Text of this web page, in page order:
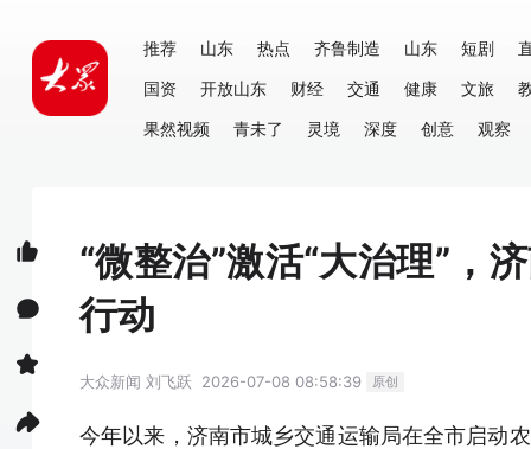
推荐 山东 热点 齐鲁制造 山东 短剧
国资
开放山东 财经 交通 健康 文旅
果然视频
青未了 灵境 深度 创意 观察
“微整治”激活“大治理”，
行动
大众新闻 刘飞跃 2026-07-08 08:58:39 原创
今年以来，济南市城乡交通运输局在全市启动